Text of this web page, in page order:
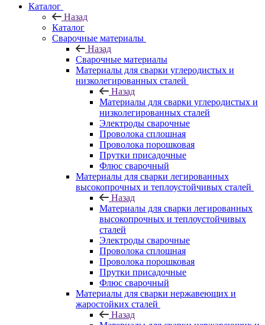
Каталог
Назад
Каталог
Сварочные материалы
Назад
Сварочные материалы
Материалы для сварки углеродистых и
низколегированных сталей
Назад
Материалы для сварки углеродистых и
низколегированных сталей
Электроды сварочные
Проволока сплошная
Проволока порошковая
Прутки присадочные
Флюс сварочный
Материалы для сварки легированных
высокопрочных и теплоустойчивых сталей
Назад
Материалы для сварки легированных
высокопрочных и теплоустойчивых
сталей
Электроды сварочные
Проволока сплошная
Проволока порошковая
Прутки присадочные
Флюс сварочный
Материалы для сварки нержавеющих и
жаростойких сталей
Назад